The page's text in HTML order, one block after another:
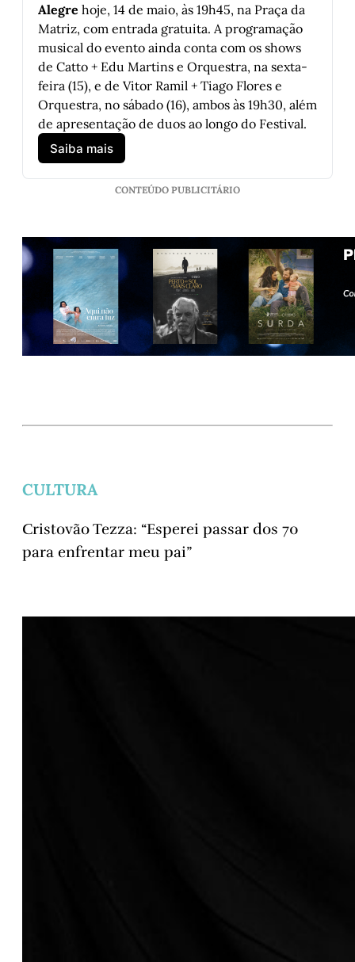
Alegre hoje, 14 de maio, às 19h45, na Praça da
Matriz, com entrada gratuita. A programação
musical do evento ainda conta com os shows
de Catto + Edu Martins e Orquestra, na sexta-
feira (15), e de Vitor Ramil + Tiago Flores e
Orquestra, no sábado (16), ambos às 19h30, além
de apresentação de duos ao longo do Festival.
Saiba mais
CONTEÚDO PUBLICITÁRIO
CULTURA
Cristovão Tezza: “Esperei passar dos 70
para enfrentar meu pai”